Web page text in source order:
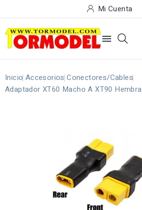
Mi Cuenta

Inicio Accesorios Conectores/Cables
Adaptador XT60 Macho A XT90 Hembra